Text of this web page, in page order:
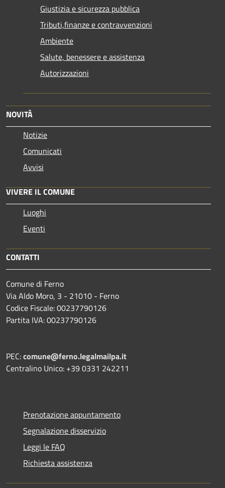
Giustizia e sicurezza pubblica
Tributi,finanze e contravvenzioni
Ambiente
Salute, benessere e assistenza
Autorizzazioni
NOVITÀ
Notizie
Comunicati
Avvisi
VIVERE IL COMUNE
Luoghi
Eventi
CONTATTI
Comune di Ferno
Via Aldo Moro, 3 - 21010 - Ferno
Codice Fiscale: 00237790126
Partita IVA: 00237790126
PEC:comune@ferno.legalmailpa.it
Centralino Unico: +39 0331 242211
Prenotazione appuntamento
Segnalazione disservizio
Leggi le FAQ
Richiesta assistenza